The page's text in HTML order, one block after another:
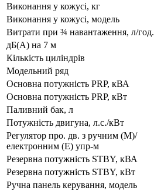
Виконання у кожусі, кг
Виконання у кожусі, модель
Витрати при ¾ навантаження, л/год.
дБ(А) на 7 м
Кількість циліндрів
Модельний ряд
Основна потужність PRP, кВА
Основна потужність PRP, кВт
Паливний бак, л
Потужність двигуна, л.с./кВт
Регулятор про. дв. з ручним (M)/
електронним (E) упр-м
Резервна потужність STBY, кВА
Резервна потужність STBY, кВт
Ручна панель керування, модель